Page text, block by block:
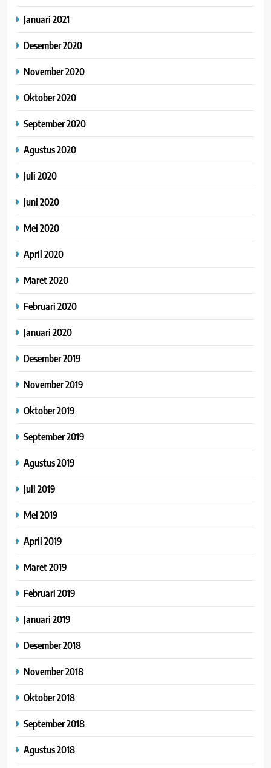
Januari 2021
Desember 2020
November 2020
Oktober 2020
September 2020
Agustus 2020
Juli 2020
Juni 2020
Mei 2020
April 2020
Maret 2020
Februari 2020
Januari 2020
Desember 2019
November 2019
Oktober 2019
September 2019
Agustus 2019
Juli 2019
Mei 2019
April 2019
Maret 2019
Februari 2019
Januari 2019
Desember 2018
November 2018
Oktober 2018
September 2018
Agustus 2018